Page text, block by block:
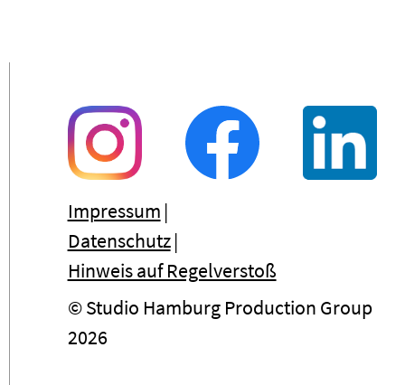
Impressum
Datenschutz
Hinweis auf Regelverstoß
© Studio Hamburg Production Group
2026